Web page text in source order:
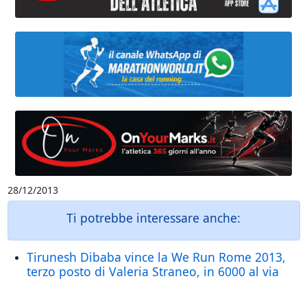
28/12/2013
Ti potrebbe interessare anche:
Tirunesh Dibaba vince la We Run Rome 2013,
terzo posto di Valeria Straneo, in 6000 al via